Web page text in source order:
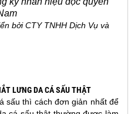
bởi CTY TNHH Dịch Vụ và
LƯNG DA CÁ SẤU THẬT
sấu thì cách đơn giản nhất để